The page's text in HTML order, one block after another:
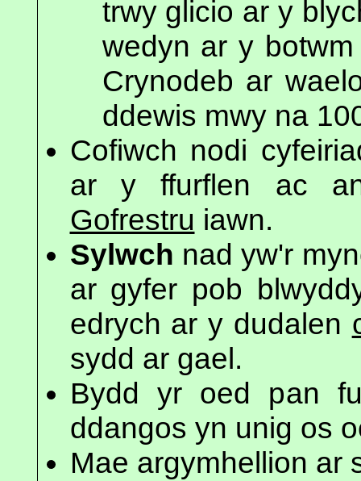
trwy glicio ar y
wedyn ar y
Crynodeb ar
ddewis mwy na
Cofiwch nodi
ar y ffurflen ac
Gofrestru iawn.
Sylwch nad yw'r
ar gyfer pob
edrych ar y dudalen
sydd ar gael.
Bydd yr oed pan
ddangos yn unig os
Mae argymhellion ar